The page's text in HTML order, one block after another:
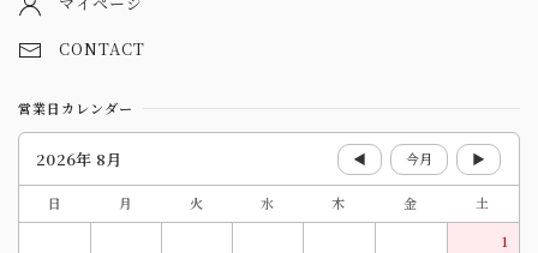
CONTACT
営業日カレンダー
2026年 8月 ◀ 今月 ▶
日 月 火 水 木 金
土
1